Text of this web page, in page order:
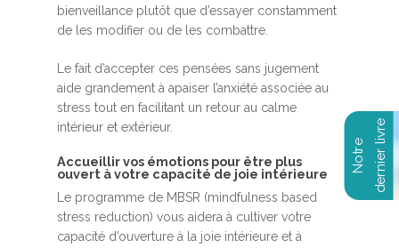
bienveillance plutôt que d’essayer constamment
de les modifier ou de les combattre.
Le fait d’accepter ces pensées sans jugement
aide grandement à apaiser l’anxiété associée au
stress tout en facilitant un retour au calme
intérieur et extérieur.
Accueillir vos émotions pour être plus
ouvert à votre capacité de joie intérieure
Le programme de MBSR (mindfulness based
stress reduction) vous aidera à cultiver votre
capacité d’ouverture à la joie intérieure et à